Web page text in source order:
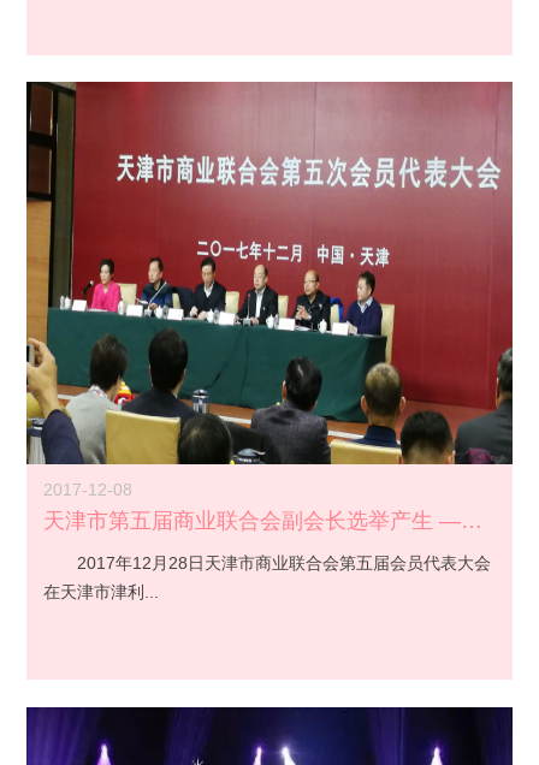
2017-12-08
天津市第五届商业联合会副会长选举产生 —— 钱进荣...
2017年12月28日天津市商业联合会第五届会员代表大会
在天津市津利...